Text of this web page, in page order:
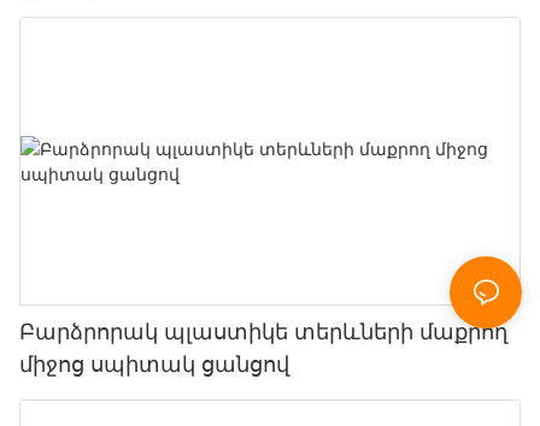
Բարձրորակ պլաստիկե տերևների մաքրող
միջոց սպիտակ ցանցով